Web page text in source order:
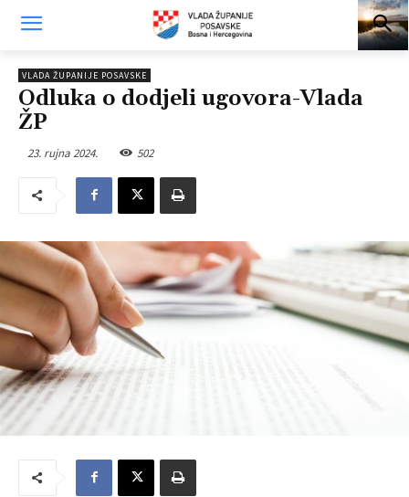
VLADA ŽUPANIJE POSAVSKE
Odluka o dodjeli ugovora-Vlada
ŽP
23. rujna 2024. 502